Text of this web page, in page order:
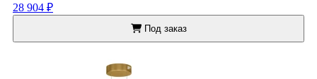
28 904 ₽
Под заказ